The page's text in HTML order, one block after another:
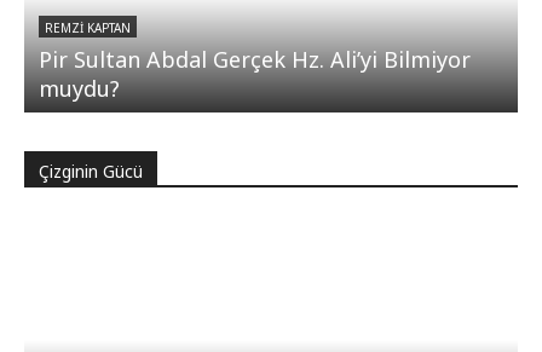
REMZI KAPTAN
Pir Sultan Abdal Gerçek Hz. Ali’yi Bilmiyor
muydu?
Çizginin Gücü